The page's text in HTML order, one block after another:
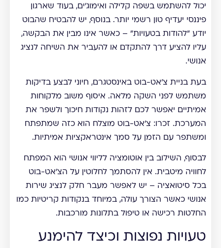
יכול להשתמש בשפה קלילה ואימוג'ים, בעוד שארגון
פיננסי יעדיף טון רשמי יותר. בנוסף, יש להבטיח שהבוט
יודע "להודות בטעויות" – כאשר אינו מבין את הבקשה,
עליו להציע דרך להתקדם או להעביר את השיחה לנציג
אנושי.
בעת בניית צ'אט-בוט באינסטגרם, חיוני לבצע בדיקות
משתמש לפני השקה מלאה. איסוף משוב מלקוחות
אמיתיים יאפשר לכם לזהות נקודות חיכוך ולשפר את
המערכת. זכרו: צ'אט-בוט מוצלח הוא כזה שמתפתח
ומשתפר עם הזמן על סמך אינטראקציות אמיתיות.
לבסוף, השילוב בין אוטומציה לליווי אנושי הוא המפתח
לחוויה מיטבית. אין להסתמך לחלוטין על הצ'אט-בוט
בכל סיטואציה – יש לאפשר מעבר חלק לנציג שירות
אנושי כאשר הצורך עולה, במיוחד בנקודות קריטיות כמו
החלטות רכישה או טיפול בתלונות מורכבות.
טעויות נפוצות וכיצד להימנע